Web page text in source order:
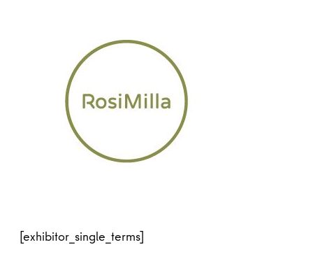
[exhibitor_single_terms]